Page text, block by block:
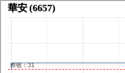
華安(6657)
昨收：31